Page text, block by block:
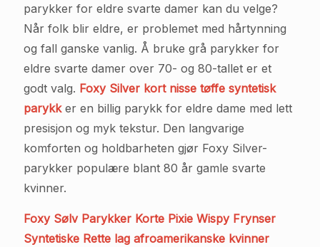
parykker for eldre svarte damer kan du velge?
Når folk blir eldre, er problemet med hårtynning
og fall ganske vanlig. Å bruke grå parykker for
eldre svarte damer over 70- og 80-tallet er et
godt valg. Foxy Silver kort nisse tøffe syntetisk
parykker en billig parykk for eldre dame med lett
presisjon og myk tekstur. Den langvarige
komforten og holdbarheten gjør Foxy Silver-
parykker populære blant 80 år gamle svarte
kvinner.
Foxy Sølv Parykker Korte Pixie Wispy Frynser
Syntetiske Rette lag afroamerikanske kvinner